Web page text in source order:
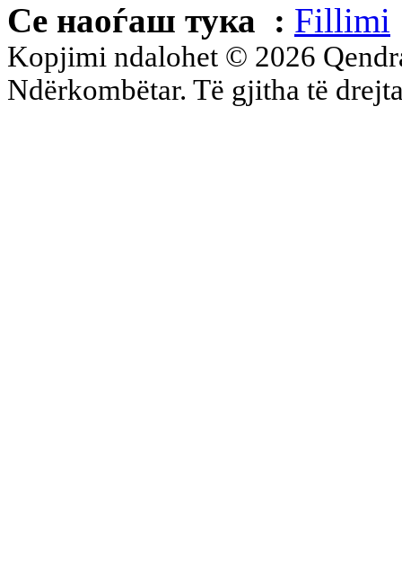
Се наоѓаш тука : Fillimi
Kopjimi ndalohet © 2026
Ndërkombëtar. Të gjitha të